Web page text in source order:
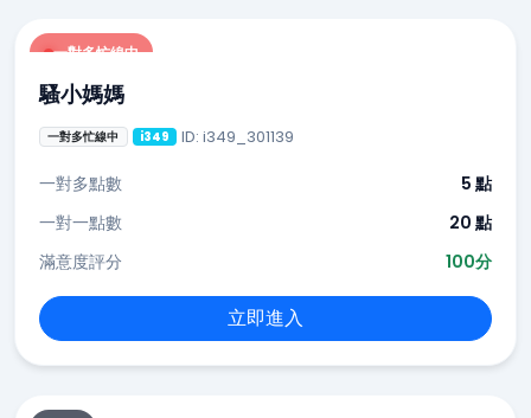
一對多忙線中
騷小媽媽
一對多忙線中 i349 ID: i349_301139
一對多點數
5 點
一對一點數
20 點
滿意度評分
100分
立即進入